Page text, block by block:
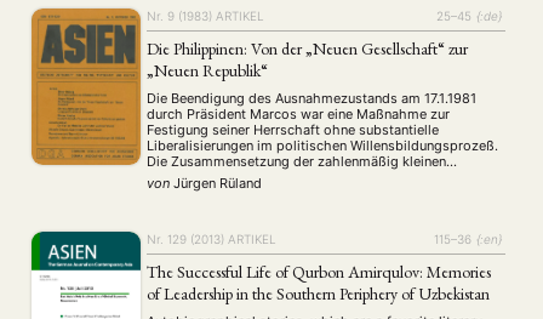
Nr. 9 (1983) ARTIKEL 25–45 {:de}
Die Philippinen: Von der „Neuen Gesellschaft“ zur
„Neuen Republik“
Die Beendigung des Ausnahmezustands am 17.1.1981
durch Präsident Marcos war eine Maßnahme zur
Festigung seiner Herrschaft ohne substantielle
Liberalisierungen im politischen Willensbildungsprozeß.
Die Zusammensetzung der zahlenmäßig kleinen
Herrschaftselite. Die ungelöste Nachfolgefrage.
Schlüsselstellung des Militärs bei der Nachfolge des
nach der Ermordung von Benigno Aquino.
von Jürgen Rüland
Nr. 129 (2013) ARTIKEL 115–36 {:en}
The Successful Life of Qurbon Amirqulov: Memories
of Leadership in the Southern Periphery of Uzbekistan